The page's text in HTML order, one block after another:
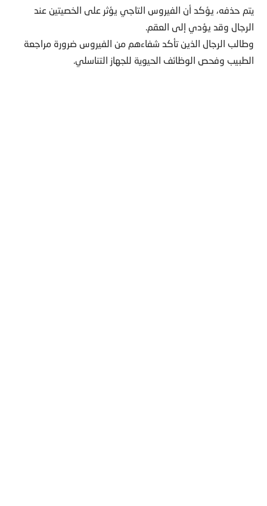
يتم حذفه، يؤكد أن الفيروس التاجي يؤثر على الخصيتين عند
الرجال وقد يؤدي إلى العقم.
وطالب الرجال الذين تأكد شفاءهم من الفيروس ضرورة مراجعة
الطبيب وفحص الوظائف الحيوية للجهاز التناسلي.